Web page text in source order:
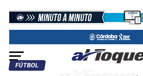
FÚTBOL